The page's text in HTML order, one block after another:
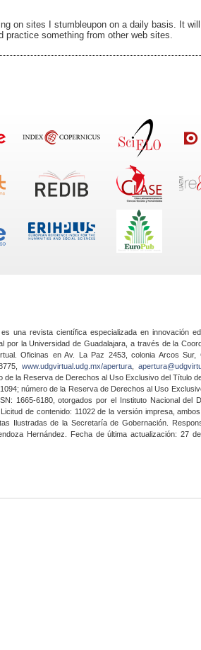
on sites I stumbleupon on a daily basis. It
something from other web sites.
una revista científica especializada en innovación
por la Universidad de Guadalajara, a través de la
Oficinas en Av. La Paz 2453, colonia Arcos Sur,
www.udgvirtual.udg.mx/apertura
de la Reserva de Derechos al Uso Exclusivo del Título
número de la Reserva de Derechos al Uso
1665-6180, otorgados por el Instituto Nacional del
de contenido: 11022 de la versión impresa,
Ilustradas de la Secretaría de Gobernación.
Hernández. Fecha de última actualización: 27